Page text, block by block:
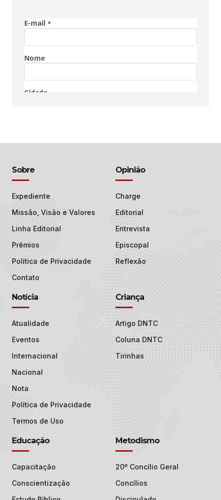
Sobre
Expediente
Missão, Visão e Valores
Linha Editorial
Prêmios
Política de Privacidade
Contato
Opinião
Charge
Editorial
Entrevista
Episcopal
Reflexão
Notícia
Atualidade
Eventos
Internacional
Nacional
Nota
Política de Privacidade
Termos de Uso
Criança
Artigo DNTC
Coluna DNTC
Tirinhas
Educação
Capacitação
Conscientização
Metodismo
20º Concílio Geral
Concílios